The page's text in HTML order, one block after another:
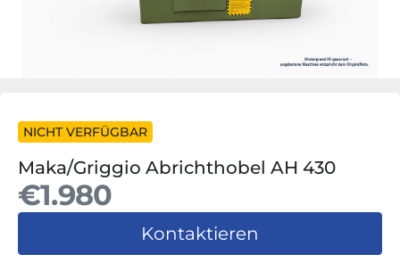
NICHT VERFÜGBAR
Maka/Griggio Abrichthobel AH 430
€1.980
Kontaktieren